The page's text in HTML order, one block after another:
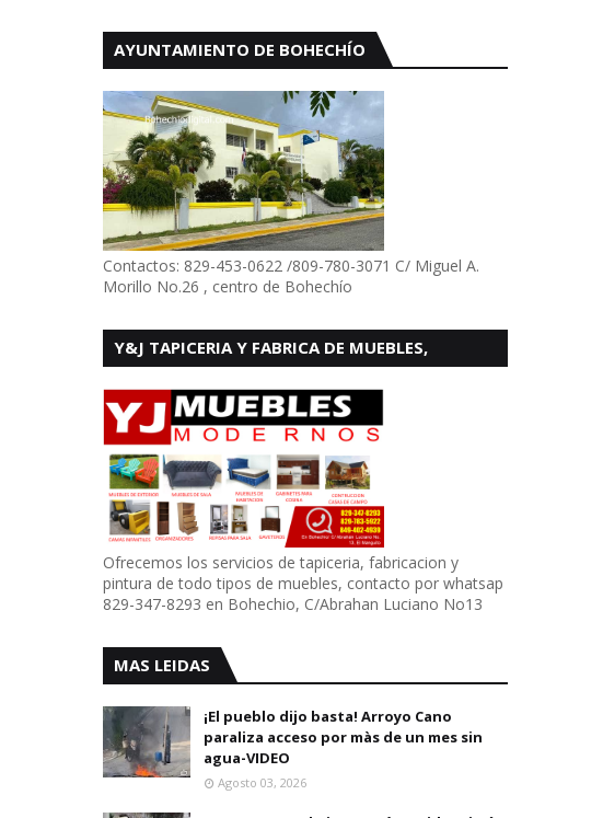
AYUNTAMIENTO DE BOHECHÍO
Contactos: 829-453-0622 /809-780-3071 C/ Miguel A.
Morillo No.26 , centro de Bohechío
Y&J TAPICERIA Y FABRICA DE MUEBLES,
Ofrecemos los servicios de tapiceria, fabricacion y
pintura de todo tipos de muebles, contacto por whatsap
829-347-8293 en Bohechio, C/Abrahan Luciano No13
MAS LEIDAS
¡El pueblo dijo basta! Arroyo Cano
paraliza acceso por màs de un mes sin
agua-VIDEO
Agosto 03, 2026